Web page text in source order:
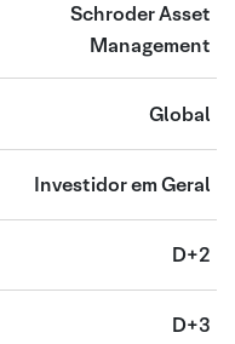
Schroder Asset
Management
Global
Investidor em Geral
D+2
D+3